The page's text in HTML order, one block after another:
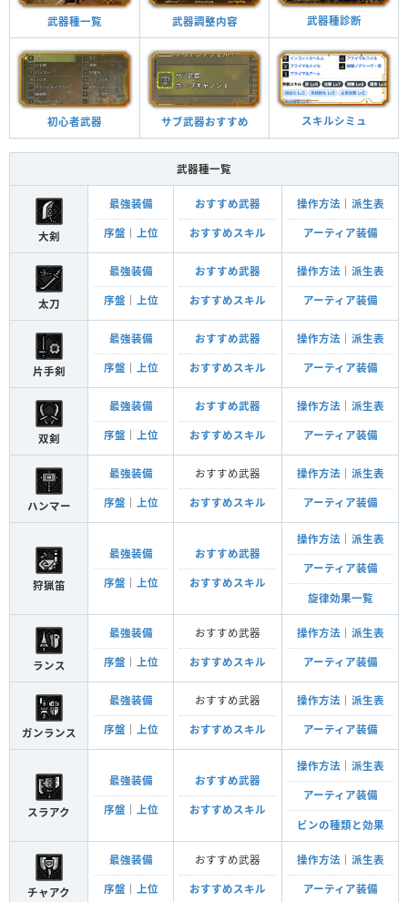
武器種一覧 武器調整内容 武器種診断
初心者武器 サブ武器おすすめ スキルシミュ
武器種一覧
大剣
最強装備
序盤 上位
おすすめ武器
おすすめスキル
操作方法 派生表
アーティア装備
太刀
最強装備
序盤 上位
おすすめ武器
おすすめスキル
操作方法 派生表
アーティア装備
片手剣
最強装備
序盤 上位
おすすめ武器
おすすめスキル
操作方法 派生表
アーティア装備
双剣
最強装備
序盤 上位
おすすめ武器
おすすめスキル
操作方法 派生表
アーティア装備
ハンマー
最強装備
序盤 上位
おすすめ武器
おすすめスキル
操作方法 派生表
アーティア装備
狩猟笛
最強装備
序盤 上位
おすすめ武器
おすすめスキル
操作方法 派生表
アーティア装備
旋律効果一覧
ランス
最強装備
序盤 上位
おすすめ武器
おすすめスキル
操作方法 派生表
アーティア装備
ガンランス
最強装備
序盤 上位
おすすめ武器
おすすめスキル
操作方法 派生表
アーティア装備
スラアク
最強装備
序盤 上位
おすすめ武器
おすすめスキル
操作方法 派生表
アーティア装備
ビンの種類と効果
チャアク
最強装備
序盤 上位
おすすめ武器
おすすめスキル
操作方法 派生表
アーティア装備